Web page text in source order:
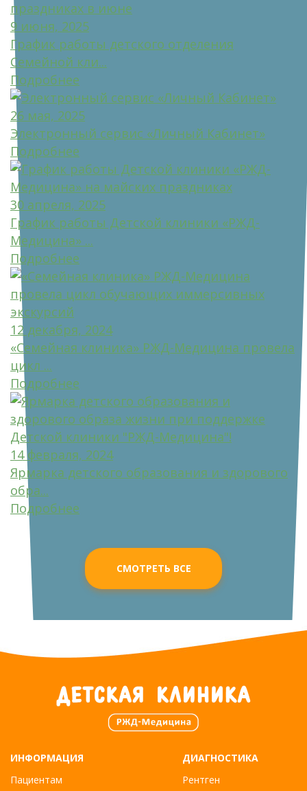
9 июня, 2025
График работы детского отделения
Семейной кли...
Подробнее
26 мая, 2025
Электронный сервис «Личный Кабинет»
Подробнее
30 апреля, 2025
График работы Детской клиники «РЖД-
Медицина» ...
Подробнее
12 декабря, 2024
«Семейная клиника» РЖД-Медицина провела
цикл ...
Подробнее
14 февраля, 2024
Ярмарка детского образования и здорового
обра...
Подробнее
СМОТРЕТЬ ВСЕ
ИНФОРМАЦИЯ
Пациентам
ДИАГНОСТИКА
Рентген